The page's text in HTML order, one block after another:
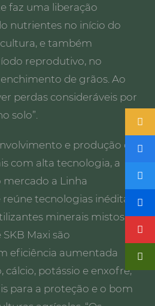
faz uma liberação
nutrientes no início do
e também
reprodutivo, no
de grãos. Ao
perdas consideráveis por
solo”.
e produção de
com alta tecnologia, a
mercado a Linha
reúne tecnologias inéditas
minerais mistos.
Maxi são
eficiência aumentada
potássio e enxofre,
para a proteção e o bom